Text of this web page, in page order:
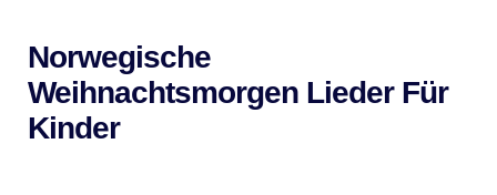
Norwegische
Weihnachtsmorgen Lieder Für
Kinder